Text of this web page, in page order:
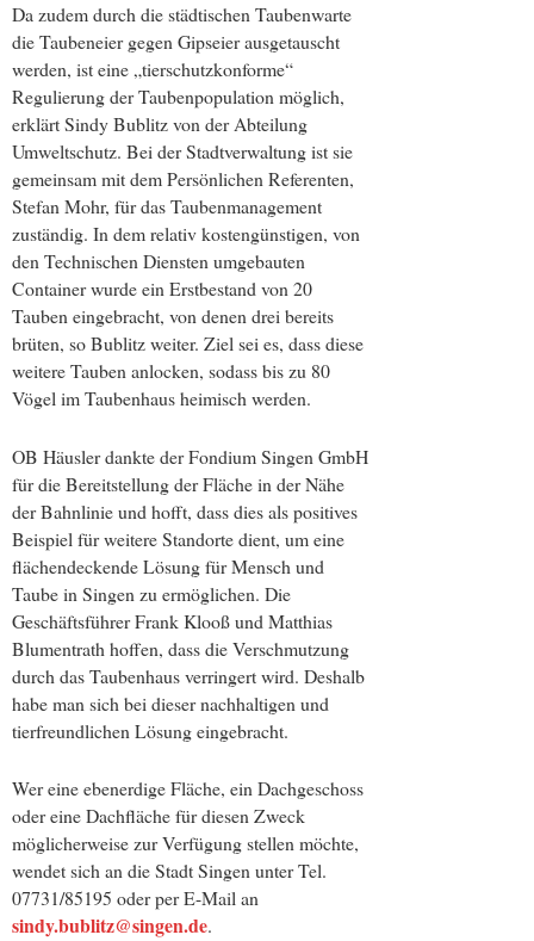
Da zudem durch die städtischen Taubenwarte
die Taubeneier gegen Gipseier ausgetauscht
werden, ist eine „tierschutzkonforme“
Regulierung der Taubenpopulation möglich,
erklärt Sindy Bublitz von der Abteilung
Umweltschutz. Bei der Stadtverwaltung ist sie
gemeinsam mit dem Persönlichen Referenten,
Stefan Mohr, für das Taubenmanagement
zuständig. In dem relativ kostengünstigen, von
den Technischen Diensten umgebauten
Container wurde ein Erstbestand von 20
Tauben eingebracht, von denen drei bereits
brüten, so Bublitz weiter. Ziel sei es, dass diese
weitere Tauben anlocken, sodass bis zu 80
Vögel im Taubenhaus heimisch werden.
OB Häusler dankte der Fondium Singen GmbH
für die Bereitstellung der Fläche in der Nähe
der Bahnlinie und hofft, dass dies als positives
Beispiel für weitere Standorte dient, um eine
flächendeckende Lösung für Mensch und
Taube in Singen zu ermöglichen. Die
Geschäftsführer Frank Klooß und Matthias
Blumentrath hoffen, dass die Verschmutzung
durch das Taubenhaus verringert wird. Deshalb
habe man sich bei dieser nachhaltigen und
tierfreundlichen Lösung eingebracht.
Wer eine ebenerdige Fläche, ein Dachgeschoss
oder eine Dachfläche für diesen Zweck
möglicherweise zur Verfügung stellen möchte,
wendet sich an die Stadt Singen unter Tel.
07731/85195 oder per E-Mail an
sindy.bublitz@singen.de.